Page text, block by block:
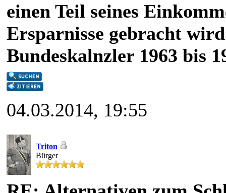
einen Teil seines
Ersparnisse gebracht
Bundeskalnzler 1963 bis
04.03.2014, 19:55
Triton
Bürger